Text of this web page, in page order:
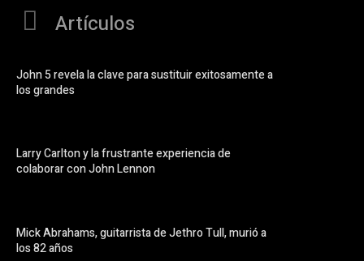
Artículos
John 5 revela la clave para sustituir exitosamente a
los grandes
Larry Carlton y la frustrante experiencia de
colaborar con John Lennon
Mick Abrahams, guitarrista de Jethro Tull, murió a
los 82 años